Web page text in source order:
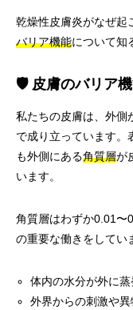
乾燥性皮膚炎がなぜ起
バリア機能について知
🛡️ 皮膚のバリア
私たちの皮膚は、外側
で成り立っています。
も外側にある角質層が
います。
角質層はわずか0.01〜
の重要な働きをしてい
体内の水分が外に
外界からの刺激や異